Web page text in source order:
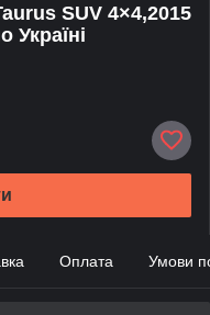
SUV 4×4,2015
Україні
Оплата Умови